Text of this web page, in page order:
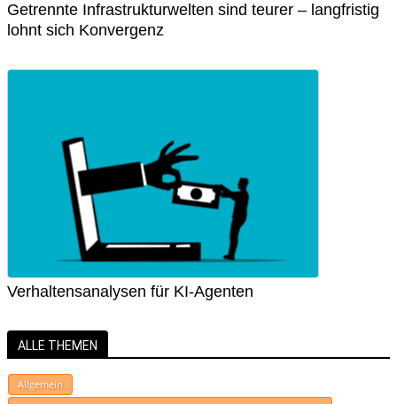
Getrennte Infrastrukturwelten sind teurer – langfristig
lohnt sich Konvergenz
Verhaltensanalysen für KI-Agenten
ALLE THEMEN
Allgemein